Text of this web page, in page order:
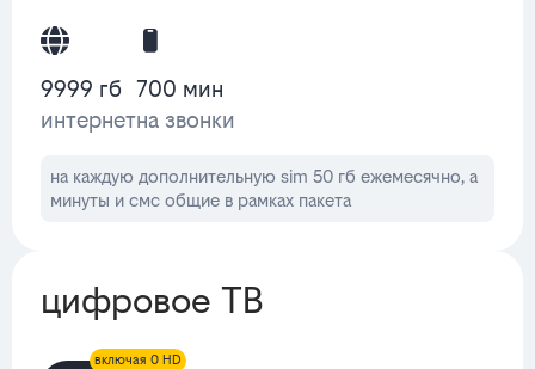
9999 гб
интернет
700 мин
на звонки
на каждую дополнительную sim 50 гб ежемесячно, а
минуты и смс общие в рамках пакета
цифровое ТВ
включая 0 HD